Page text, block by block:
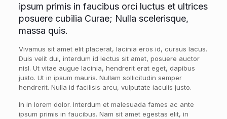
ipsum primis in faucibus orci luctus et ultrices
posuere cubilia Curae; Nulla scelerisque,
massa quis.
Vivamus sit amet elit placerat, lacinia eros id, cursus lacus.
Duis velit dui, interdum id lectus sit amet, posuere auctor
nisl. Ut vitae augue lacinia, hendrerit erat eget, dapibus
justo. Ut in ipsum mauris. Nullam sollicitudin semper
hendrerit. Nulla id facilisis arcu, vulputate iaculis justo.
In in lorem dolor. Interdum et malesuada fames ac ante
ipsum primis in faucibus. Nam sit amet egestas elit, in